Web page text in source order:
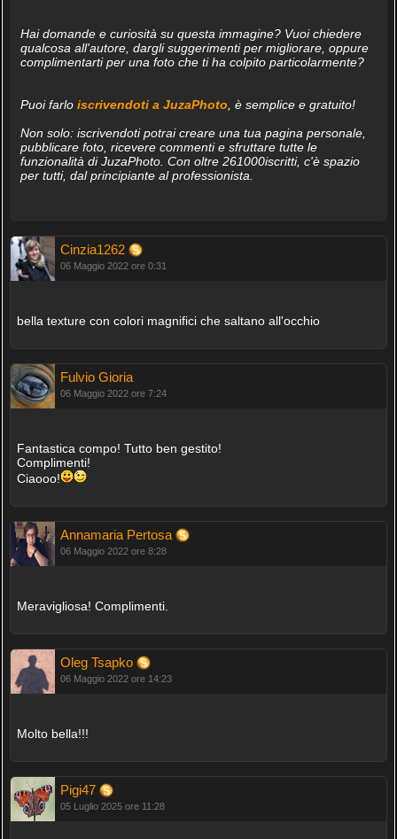
Hai domande e curiosità su questa immagine? Vuoi chiedere
qualcosa all'autore, dargli suggerimenti per migliorare, oppure
complimentarti per una foto che ti ha colpito particolarmente?
Puoi farlo iscrivendoti a JuzaPhoto , è semplice e gratuito!
Non solo: iscrivendoti potrai creare una tua pagina personale,
pubblicare foto, ricevere commenti e sfruttare tutte le
funzionalità di JuzaPhoto. Con oltre 261000iscritti, c'è spazio
per tutti, dal principiante al professionista.
Cinzia1262
06 Maggio 2022 ore 0:31
bella texture con colori magnifici che saltano all'occhio
Fulvio Gioria
06 Maggio 2022 ore 7:24
Fantastica compo! Tutto ben gestito!
Complimenti!
Ciaooo!
Annamaria Pertosa
06 Maggio 2022 ore 8:28
Meravigliosa! Complimenti.
Oleg Tsapko
06 Maggio 2022 ore 14:23
Molto bella!!!
Pigi47
05 Luglio 2025 ore 11:28